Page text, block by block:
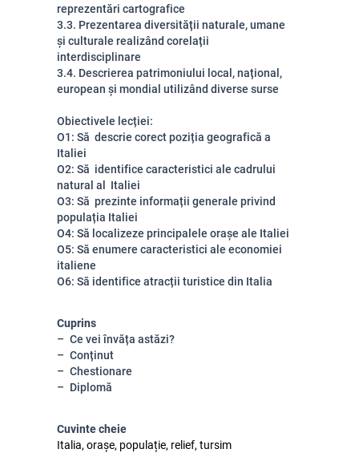
reprezentări cartografice
3.3. Prezentarea diversității naturale, umane
și culturale realizând corelații
interdisciplinare
3.4. Descrierea patrimoniului local, național,
european și mondial utilizând diverse surse
Obiectivele lecției:
O1: Să descrie corect poziția geografică a
Italiei
O2: Să identifice caracteristici ale cadrului
natural al Italiei
O3: Să prezinte informații generale privind
populația Italiei
O4: Să localizeze principalele orașe ale Italiei
O5: Să enumere caracteristici ale economiei
italiene
O6: Să identifice atracții turistice din Italia
Cuprins
Ce vei învăța astăzi?
Conținut
Chestionare
Diplomă
Cuvinte cheie
Italia, orașe, populație, relief, tursim